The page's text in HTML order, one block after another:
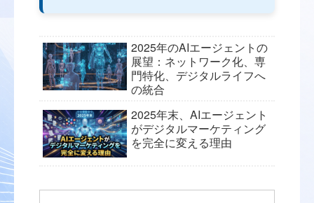
2025年のAIエージェントの
展望：ネットワーク化、専
門特化、デジタルライフへ
の統合
2025年末、AIエージェント
がデジタルマーケティング
を完全に変える理由